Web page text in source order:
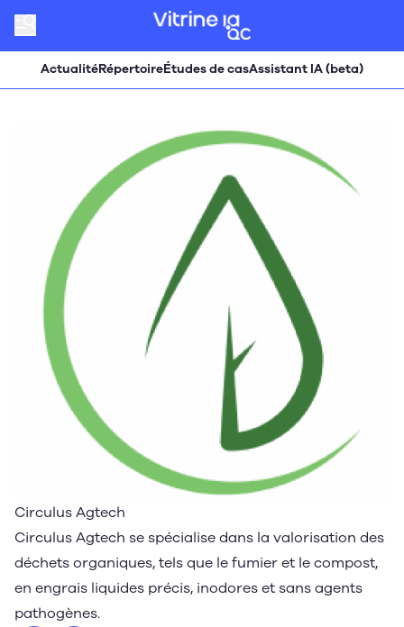
ActualitéRépertoireÉtudes de casAssistant IA (beta)
Circulus Agtech
Circulus Agtech se spécialise dans la valorisation des
déchets organiques, tels que le fumier et le compost,
en engrais liquides précis, inodores et sans agents
pathogènes.